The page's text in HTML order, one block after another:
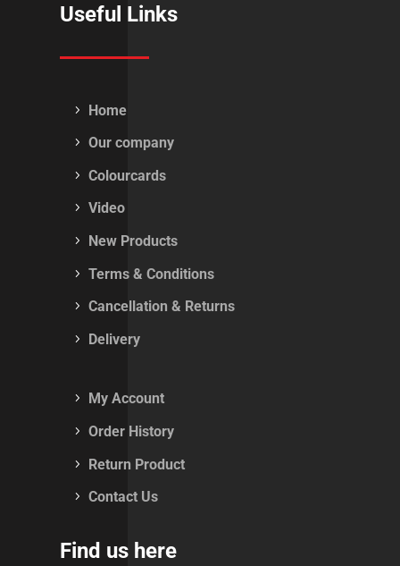
Useful Links
Home
Our company
Colourcards
Video
New Products
Terms & Conditions
Cancellation & Returns
Delivery
My Account
Order History
Return Product
Contact Us
Find us here